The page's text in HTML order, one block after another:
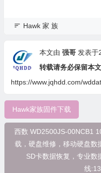
Hawk 家 族
本文由 强哥 发表于
转载请务必保留本
https://www.jqhdd.com/
Hawk家族固件下载
西数 WD2500JS-00NCB1
载，硬盘维修，移动硬盘数
SD卡数据恢复，专业数
线